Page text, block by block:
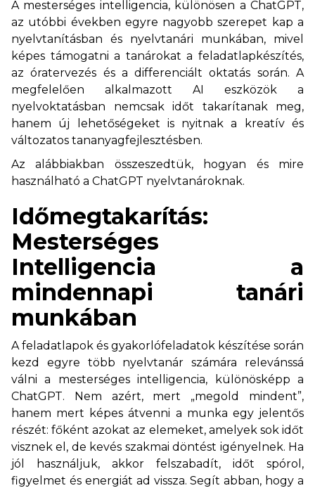
A mesterséges intelligencia, különösen a ChatGPT,
az utóbbi években egyre nagyobb szerepet kap a
nyelvtanításban és nyelvtanári munkában, mivel
képes támogatni a tanárokat a feladatlapkészítés,
az óratervezés és a differenciált oktatás során. A
megfelelően alkalmazott AI eszközök a
nyelvoktatásban nemcsak időt takarítanak meg,
hanem új lehetőségeket is nyitnak a kreatív és
változatos tananyagfejlesztésben.
Az alábbiakban összeszedtük, hogyan és mire
használható a ChatGPT nyelvtanároknak.
Időmegtakarítás:
Mesterséges
Intelligencia a
mindennapi tanári
munkában
A feladatlapok és gyakorlófeladatok készítése során
kezd egyre több nyelvtanár számára relevánssá
válni a mesterséges intelligencia, különösképp a
ChatGPT. Nem azért, mert „megold mindent”,
hanem mert képes átvenni a munka egy jelentős
részét: főként azokat az elemeket, amelyek sok időt
visznek el, de kevés szakmai döntést igényelnek. Ha
jól használjuk, akkor felszabadít, időt spórol,
figyelmet és energiát ad vissza. Segít abban, hogy a